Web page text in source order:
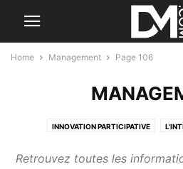
Home Management Page 106
INNOVATION PARTICIPATIVE
LES QUALITÉS DE L'ENTREPRENEUR
Retrouvez toutes les